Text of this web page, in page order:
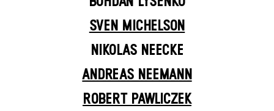
SVEN MICHELSON
NIKOLAS NEECKE
ANDREAS NEEMANN
ROBERT PAWLICZEK